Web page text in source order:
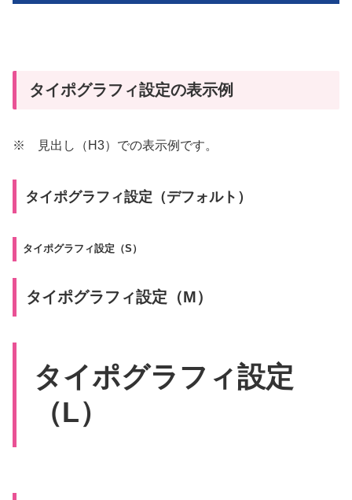
タイポグラフィ設定の表示例
※ 見出し（H3）での表示例です。
タイポグラフィ設定（デフォルト）
タイポグラフィ設定（S）
タイポグラフィ設定（M）
タイポグラフィ設定
（L）